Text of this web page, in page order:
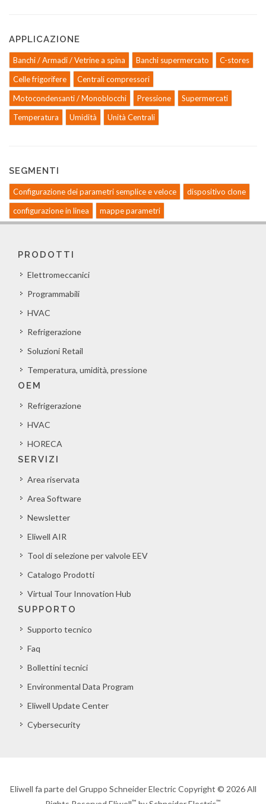
APPLICAZIONE
Banchi / Armadi / Vetrine a spina Banchi supermercato
C-stores
Celle frigorifere
Centrali compressori
Motocondensanti / Monoblocchi
Pressione
Supermercati
Temperatura
Umidità Unità Centrali
SEGMENTI
Configurazione dei parametri semplice e veloce
dispositivo clone
configurazione in linea
mappe parametri
PRODOTTI
Elettromeccanici
Programmabili
HVAC
Refrigerazione
Soluzioni Retail
Temperatura, umidità, pressione
OEM
Refrigerazione
HVAC
HORECA
SERVIZI
Area riservata
Area Software
Newsletter
Eliwell AIR
Tool di selezione per valvole EEV
Catalogo Prodotti
Virtual Tour Innovation Hub
SUPPORTO
Supporto tecnico
Faq
Bollettini tecnici
Environmental Data Program
Eliwell Update Center
Cybersecurity
Eliwell fa parte del Gruppo Schneider Electric Copyright © 2026 All
™ ™